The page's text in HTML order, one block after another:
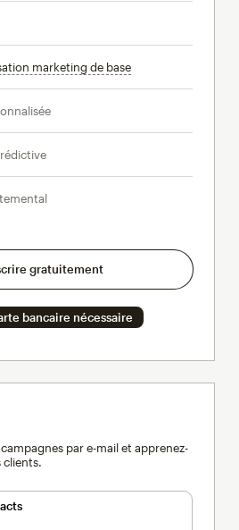
marketing de baseinfobulle
gratuitement
bancaire nécessaire
par e-mail et apprenez-
clients.